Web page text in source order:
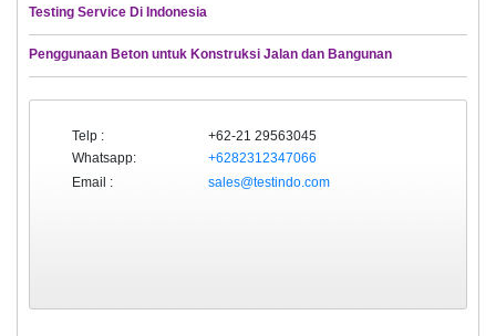
Testing Service Di Indonesia
Penggunaan Beton untuk Konstruksi Jalan dan Bangunan
Telp :
+62-21 29563045
Whatsapp:
+6282312347066
Email :
sales@testindo.com